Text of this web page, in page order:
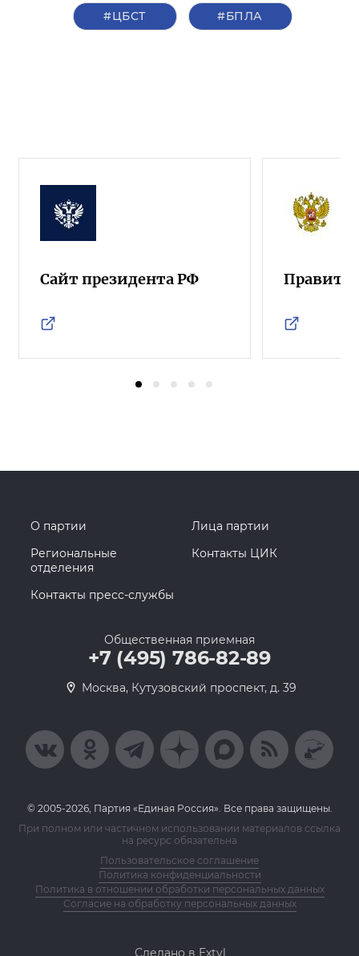
#ЦБСТ #БПЛА
Сайт президента РФ
О партии
Лица партии
Региональные
отделения
Контакты ЦИК
Контакты пресс-службы
Общественная приемная
+7 (495) 786-82-89
Москва, Кутузовский проспект, д. 39
© 2005-2026, Партия «Единая Россия». Все права защищены.
При полном или частичном использовании материалов ссылка
на ресурс обязательна
Пользовательское соглашение
Политика конфиденциальности
Политика в отношении обработки персональных данных
Согласие на обработку персональных данных
Сделано в Extyl